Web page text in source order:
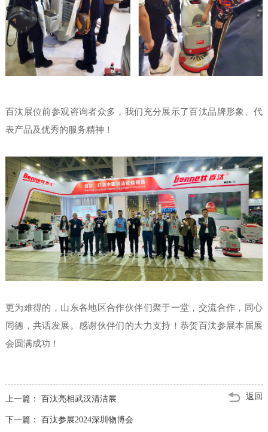
百汰展位前参观咨询者众多，我们充分展示了百汰品牌形象、代
表产品及优秀的服务精神！
更为难得的，山东各地区合作伙伴们聚于一堂，交流合作，同心
同德，共话发展。感谢伙伴们的大力支持！恭贺百汰参展本届展
会圆满成功！
返回
上一篇： 百汰亮相武汉清洁展
下一篇： 百汰参展2024深圳物博会